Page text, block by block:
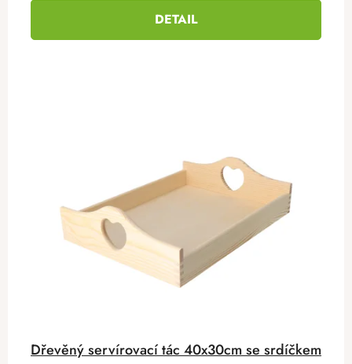
DETAIL
Dřevěný servírovací tác 40x30cm se srdíčkem